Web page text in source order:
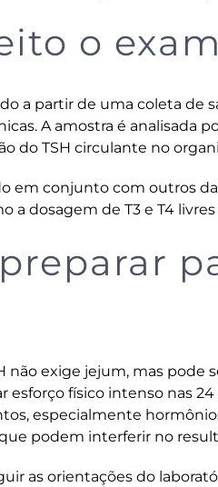
o
a partir de uma coleta
A amostra é analisada
do TSH circulante no
em conjunto com outros
a dosagem de T3 e T4
não exige jejum, mas
esforço físico intenso nas
especialmente
podem interferir no
as orientações do